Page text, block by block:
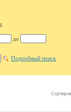
до
Подробный поиск